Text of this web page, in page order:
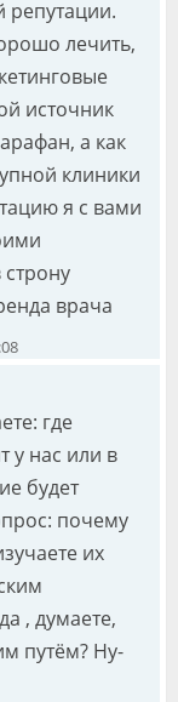
репутации.
лечить,
источник
а как
клиники
я с вами
врача
где
у нас или в
будет
почему
их
, думаете,
путём? Ну-